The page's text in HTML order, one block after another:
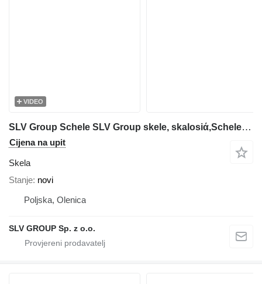
VIDEO
SLV Group Schele SLV Group skele, skalosiά,Schele,Rusztowanie,Ponteggio,St
Cijena na upit
Skela
Stanje novi
Poljska, Olenica
SLV GROUP Sp. z o.o.